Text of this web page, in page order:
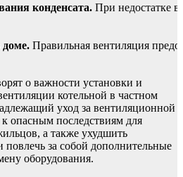
конденсата. При недостатке
Правильная вентиляция
о важности установки и
котельной в частном
уход за вентиляционной
опасным последствиям для
а также ухудшить
повлечь за собой дополнительные
оборудования.